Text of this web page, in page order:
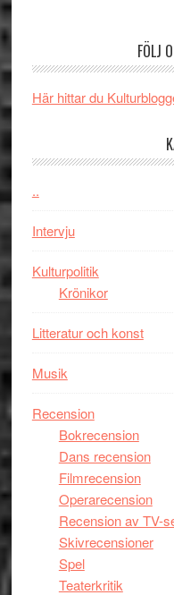
FÖLJ
Här hittar du
..
Intervju
Kulturpolitik
Krönikor
Litteratur och konst
Musik
Recension
Bokrecension
Dans recension
Filmrecension
Operarecension
Recension av TV-
Skivrecensioner
Spel
Teaterkritik